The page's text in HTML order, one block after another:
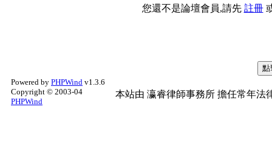
您還不是論壇會員,請先 註冊
Powered by PHPWind v1.3.6
Copyright © 2003-04
PHPWind
本站由 瀛睿律師事務所 擔任常年法